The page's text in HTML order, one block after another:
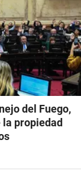
del Fuego,
propiedad